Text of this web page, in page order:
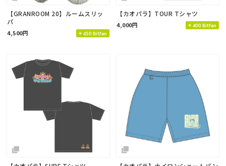
【GRANROOM 20】ルームスリッ
パ
4,500円 450 Bitfan
【カオパラ】TOUR Tシャツ
4,000円 400 Bitfan